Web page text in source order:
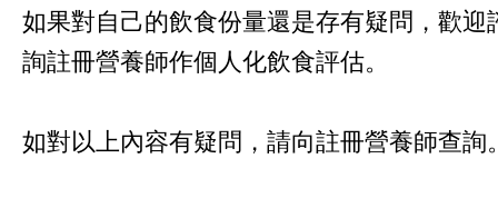
如果對自己的飲食份量還是存有疑問，歡迎
詢註冊營養師作個人化飲食評估。
如對以上內容有疑問，請向註冊營養師查詢